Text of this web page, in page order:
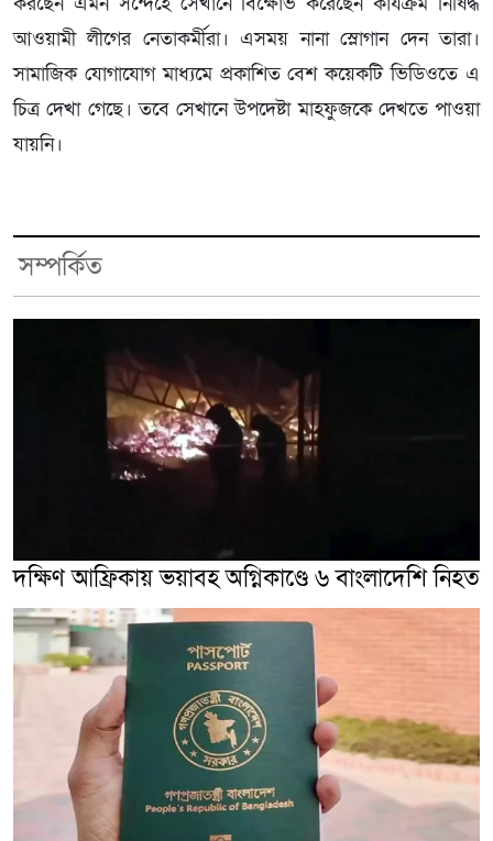
আওয়ামী লীগের নেতাকর্মীরা। এসময় নানা স্লোগান দেন তারা।
সামাজিক যোগাযোগ মাধ্যমে প্রকাশিত বেশ কয়েকটি ভিডিওতে এ
চিত্র দেখা গেছে। তবে সেখানে উপদেষ্টা মাহফুজকে দেখতে পাওয়া
যায়নি।
সম্পর্কিত
দক্ষিণ আফ্রিকায় ভয়াবহ অগ্নিকাণ্ডে ৬ বাংলাদেশি নিহত